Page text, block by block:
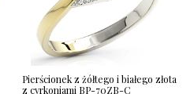
Pierścionek z żółtego i białego złota
z cyrkoniami BP-70ZB-C